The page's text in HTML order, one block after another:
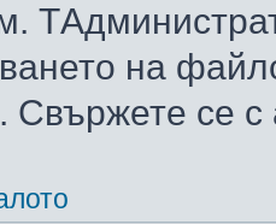
на
Свържете се